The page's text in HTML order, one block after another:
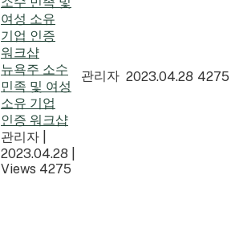
뉴욕주 소수
민족 및 여성
소유 기업
인증 워크샵
관리자
2023.04.28
Views 4275
관리자 2023.04.28 4275